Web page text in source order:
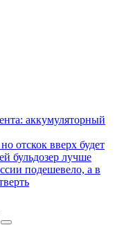
аккумуляторный
отскок вверх будет
бульдозер лучше
подешевело, а в